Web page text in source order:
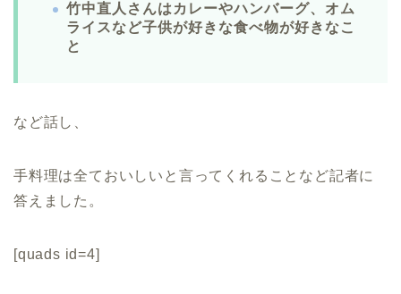
竹中直人さんはカレーやハンバーグ、オム
ライスなど子供が好きな食べ物が好きなこ
と
など話し、
手料理は全ておいしいと言ってくれることなど記者に
答えました。
[quads id=4]